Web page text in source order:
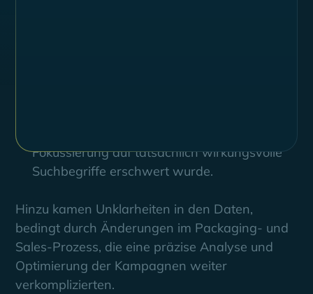
Fokussierung auf tatsächlich wirkungsvolle
Suchbegriffe erschwert wurde.
Hinzu kamen Unklarheiten in den Daten,
bedingt durch Änderungen im Packaging- und
Sales-Prozess, die eine präzise Analyse und
Optimierung der Kampagnen weiter
verkomplizierten.